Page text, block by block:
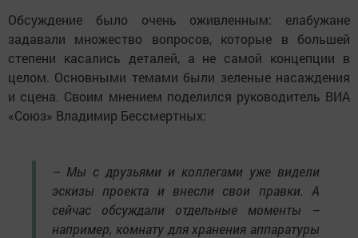
Обсуждение было очень оживленным: елабужане
задавали множество вопросов, которые в большей
степени касались деталей, а не самой концепции в
целом. Основными темами были зеленые насаждения
и сцена. Своим мнением поделился руководитель ВИА
«Союз» Владимир Бессмертных:
– Мы с друзьями и коллегами уже видели
эскизы проекта и внесли свои правки. А
сейчас обсуждали отдельные моменты –
например, комнату для хранения аппаратуры